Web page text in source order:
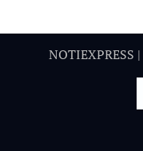
NOTIEXPRESS |